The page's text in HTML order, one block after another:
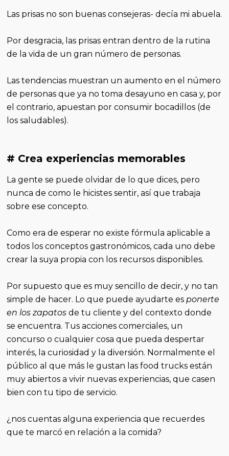
Las prisas no son buenas consejeras- decía mi abuela.
Por desgracia, las prisas entran dentro de la rutina
de la vida de un gran número de personas.
Las tendencias muestran un aumento en el número
de personas que ya no toma desayuno en casa y, por
el contrario, apuestan por consumir bocadillos (de
los saludables).
# Crea experiencias memorables
La gente se puede olvidar de lo que dices, pero
nunca de como le hicistes sentir, así que trabaja
sobre ese concepto.
Como era de esperar no existe fórmula aplicable a
todos los conceptos gastronómicos, cada uno debe
crear la suya propia con los recursos disponibles.
Por supuesto que es muy sencillo de decir, y no tan
simple de hacer. Lo que puede ayudarte esponerte
en los zapatosde tu cliente y del contexto donde
se encuentra. Tus acciones comerciales, un
concurso o cualquier cosa que pueda despertar
interés, la curiosidad y la diversión. Normalmente el
público al que más le gustan las food trucks están
muy abiertos a vivir nuevas experiencias, que casen
bien con tu tipo de servicio.
¿nos cuentas alguna experiencia que recuerdes
que te marcó en relación a la comida?